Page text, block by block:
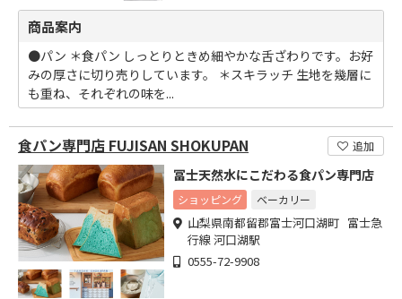
商品案内
●パン ＊食パン しっとりときめ細やかな舌ざわりです。お好
みの厚さに切り売りしています。 ＊スキラッチ 生地を幾層に
も重ね、それぞれの味を...
食パン専門店 FUJISAN SHOKUPAN 追加
冨士天然水にこだわる食パン専門店
ショッピング ベーカリー
山梨県南都留郡富士河口湖町 富士急
行線 河口湖駅
0555-72-9908